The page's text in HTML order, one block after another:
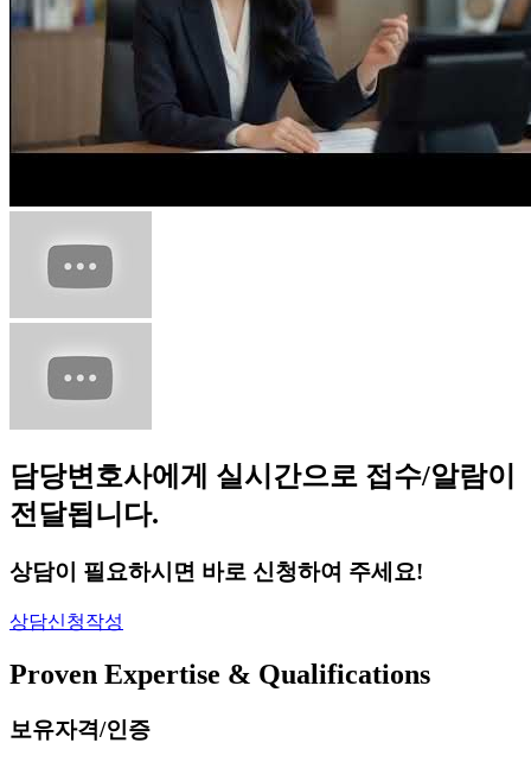
담당변호사에게 실시간으로 접수/알람이
전달됩니다.
상담이 필요하시면 바로 신청하여 주세요!
상담신청작성
Proven Expertise & Qualifications
보유자격/인증